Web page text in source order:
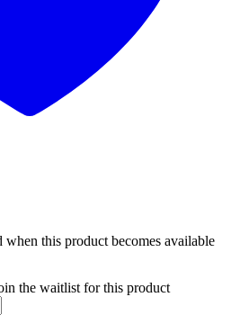
this product becomes available
the waitlist for this product